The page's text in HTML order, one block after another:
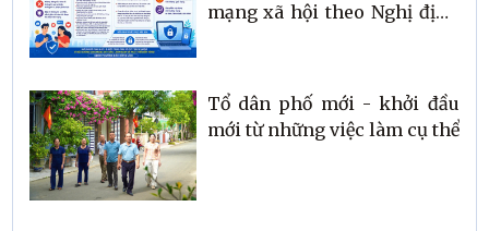
mạng xã hội theo Nghị định
Tổ dân phố mới - khởi đầu
mới từ những việc làm cụ thể